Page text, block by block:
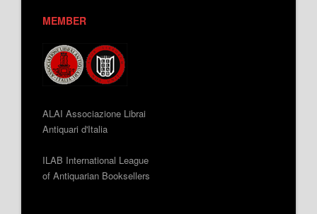
MEMBER
ALAI Associazione Librai
Antiquari d'Italia
ILAB International League
of Antiquarian Booksellers